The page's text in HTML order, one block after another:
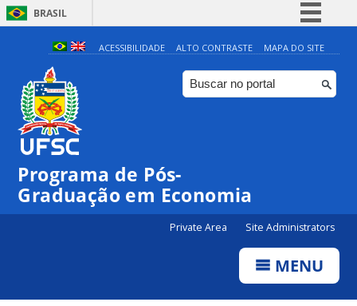
BRASIL
Simplifique!
Comunica BR
Participe
ACESSIBILIDADE ALTO CONTRASTE MAPA DO SITE
Programa de Pós-
Graduação em Economia
Private Area Site Administrators
MENU